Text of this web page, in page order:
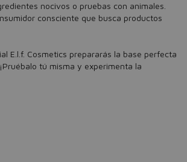
nocivos o pruebas con animales.
consciente que busca productos
E.l.f. Cosmetics prepararás la base perfecta
tú misma y experimenta la